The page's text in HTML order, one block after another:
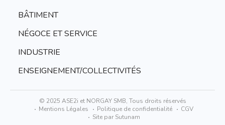
BÂTIMENT
NÉGOCE ET SERVICE
INDUSTRIE
ENSEIGNEMENT/COLLECTIVITÉS
© 2025 ASE2i et NORGAY SMB, Tous droits réservés
Mentions Légales
Politique de confidentialité
CGV
Site par Sutunam